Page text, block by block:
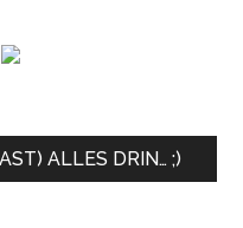
ALLES DRIN… ;)